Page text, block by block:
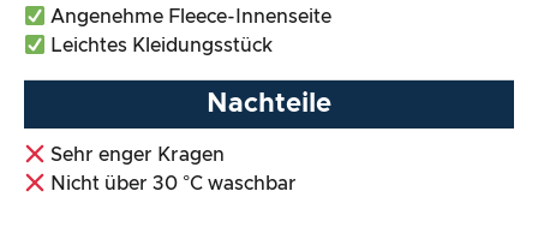
Angenehme Fleece-Innenseite
Leichtes Kleidungsstück
Nachteile
Sehr enger Kragen
Nicht über 30 °C waschbar